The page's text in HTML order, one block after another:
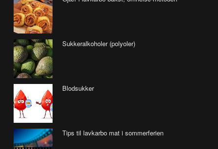
Sukkeralkoholer (polyoler)
Blodsukker
Tips til lavkarbo mat i sommerferien